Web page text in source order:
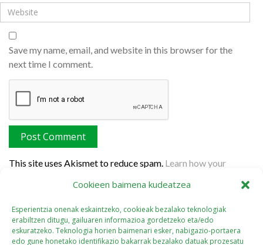
Cookieen baimena kudeatzea
Esperientzia onenak eskaintzeko, cookieak bezalako teknologiak
erabiltzen ditugu, gailuaren informazioa gordetzeko eta/edo
eskuratzeko. Teknologia horien baimenari esker, nabigazio-portaera
edo gune honetako identifikazio bakarrak bezalako datuak prozesatu
Save my name, email, and website in this browser for the
next time I comment.
This site uses Akismet to reduce spam. Learn how your